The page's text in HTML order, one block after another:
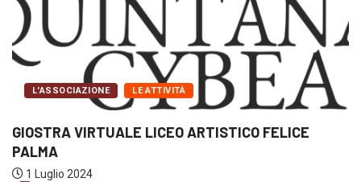
L'ASSOCIAZIONE LE ATTIVITÀ
GIOSTRA VIRTUALE LICEO ARTISTICO FELICE
PALMA
1 Luglio 2024